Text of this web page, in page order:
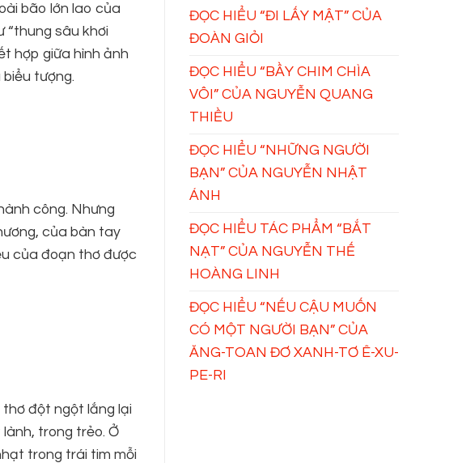
bão lớn lao của
“thung sâu khơi
hợp giữa hình ảnh
tượng.
công. Nhưng
của bàn tay
của đoạn thơ được
đột ngột lắng lại
trong trẻo. Ở
trong trái tim mỗi
ĐỌC HIỂU “ĐI LẤY MẬT” CỦA
ĐOÀN GIỎI
ĐỌC HIỂU “BẦY CHIM CHÌA
VÔI” CỦA NGUYỄN QUANG
THIỀU
ĐỌC HIỂU “NHỮNG NGƯỜI
BẠN” CỦA NGUYỄN NHẬT
ÁNH
ĐỌC HIỂU TÁC PHẨM “BẮT
NẠT” CỦA NGUYỄN THẾ
HOÀNG LINH
ĐỌC HIỂU “NẾU CẬU MUỐN
CÓ MỘT NGƯỜI BẠN” CỦA
ĂNG-TOAN ĐƠ XANH-TƠ Ê-XU-
PE-RI